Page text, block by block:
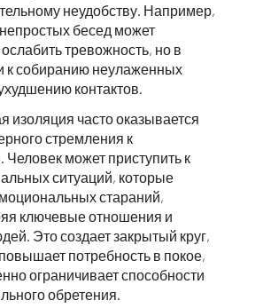
неудобству. Например,
бесед может
тревожность, но в
к собиранию неулаженных
контактов.
изоляция часто оказывается
стремления к
Человек может приступить к
ситуаций, которые
стараний,
ключевые отношения и
Это создает закрытый круг,
потребность в покое,
ограничивает способности
обретения.